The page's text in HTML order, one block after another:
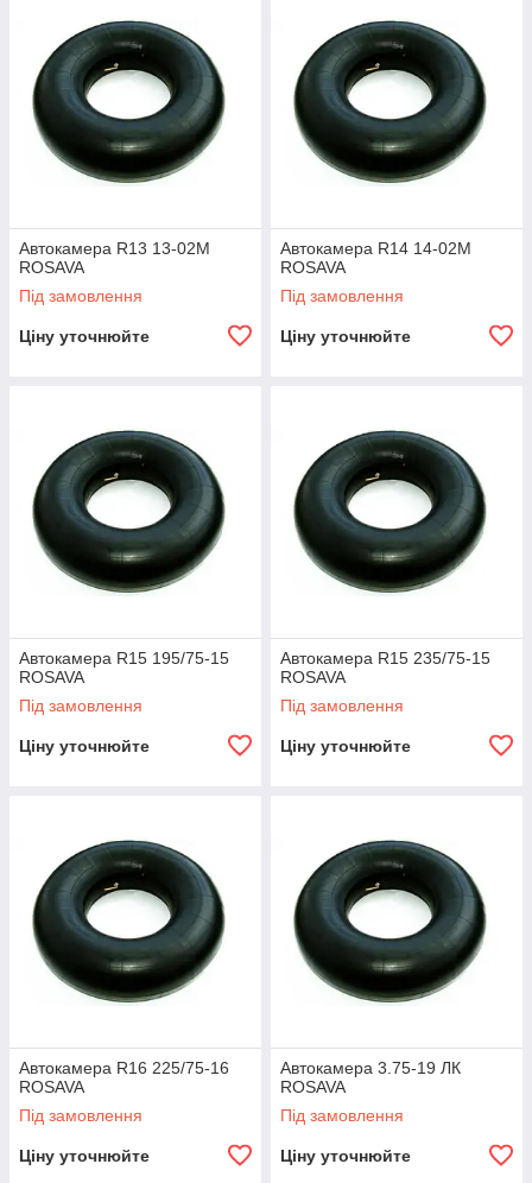
Автокамери R13 ROSAVA 13-01
Камера гумова для легкових автомобілів з колесами
радіусом 13. Виріб високої якості, придатний для
ремонту. Країна виробництва – Україна.
Гумова камера для легкових машин з 14 радіусом
колеса, на яких встановлені камерні диски. Виріб
оснащений вентилем типу ЛК. Виробництво – Україна.
авто
Автокамери R15 15-01 ROSAVA
Камера з міцної гуми для легкових авто з радіусом
Автокамера R13 13-02М
ROSAVA
Під замовлення
Ціну уточнюйте
Автокамера R14 14-02М
ROSAVA
Під замовлення
Ціну уточнюйте
Автокамера R15 195/75-15
ROSAVA
Під замовлення
Ціну уточнюйте
Автокамера R15 235/75-15
ROSAVA
Під замовлення
Ціну уточнюйте
Автокамера R16 225/75-16
ROSAVA
Під замовлення
Ціну уточнюйте
Автокамера 3.75-19 ЛК
ROSAVA
Під замовлення
Ціну уточнюйте